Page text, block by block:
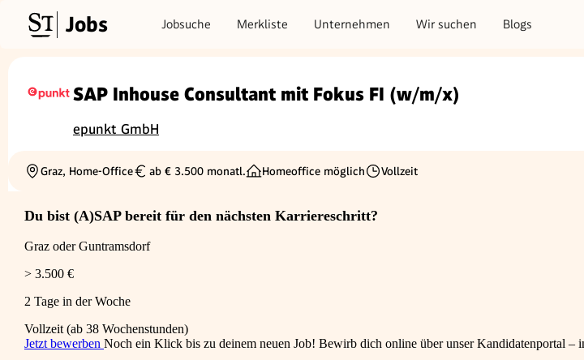
Jobs Jobsuche Merkliste Unternehmen Wir suchen Blogs
SAP Inhouse Consultant mit Fokus FI (w/m/x)
epunkt GmbH
Ortschaft
Graz, Home-Office
Gehalt
ab € 3.500 monatl. Homeoffice möglich
Beschäftigungsart
Vollzeit
Du bist (A)SAP bereit für den nächsten Karriereschritt?
Graz oder Guntramsdorf
> 3.500 €
2 Tage in der Woche
Vollzeit (ab 38 Wochenstunden)
Jetzt bewerben Noch ein Klick bis zu deinem neuen Job! Bewirb dich online über unser Kandidatenportal –